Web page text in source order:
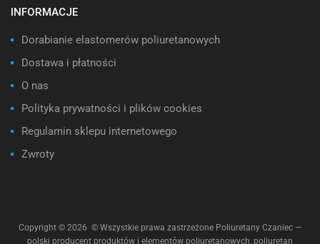
INFORMACJE
Dorabianie elastomerów poliuretanowych
Dostawa i płatności
O nas
Polityka prywatności i plików cookies
Regulamin sklepu internetowego
Zwroty
Copyright © 2026 © Wszystkie prawa zastrzeżone Poliuretany Czaniec —
polski producent produktów i elementów poliuretanowych, poliuretan